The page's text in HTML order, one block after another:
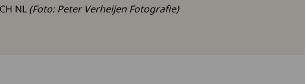
NL (Foto: Peter Verheijen Fotografie)